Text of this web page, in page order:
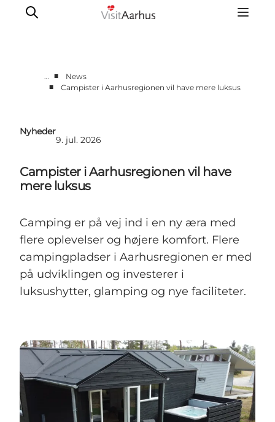
Projekter
Frivillig ReThinker
Presse
… ■
News
■
Campister i Aarhusregionen vil have mere luksus
Nyheder
9. jul. 2026
Campister i Aarhusregionen vil have
mere luksus
Camping er på vej ind i en ny æra med
flere oplevelser og højere komfort. Flere
campingpladser i Aarhusregionen er med
på udviklingen og investerer i
luksushytter, glamping og nye faciliteter.